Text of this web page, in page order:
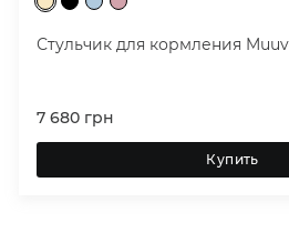
Стульчик для кормления
7 680 грн
Купить